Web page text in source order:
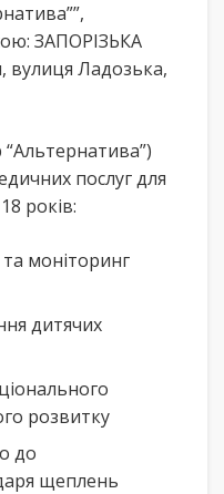
ЗАПОРІЗЬКА
вулиця Ладозька,
“Альтернатива”)
послуг для
років:
моніторинг
дитячих
розвитку
до
щеплень